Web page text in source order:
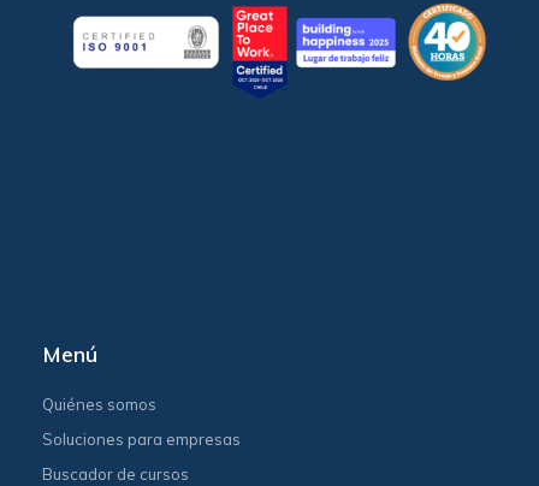
Menú
Quiénes somos
Soluciones para empresas
Buscador de cursos